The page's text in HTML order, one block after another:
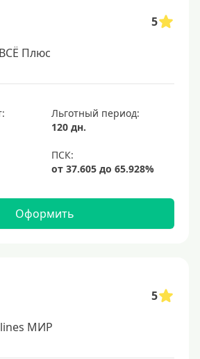
5
Плюс
Льготный период:
120 дн.
Оформить
5
МИР